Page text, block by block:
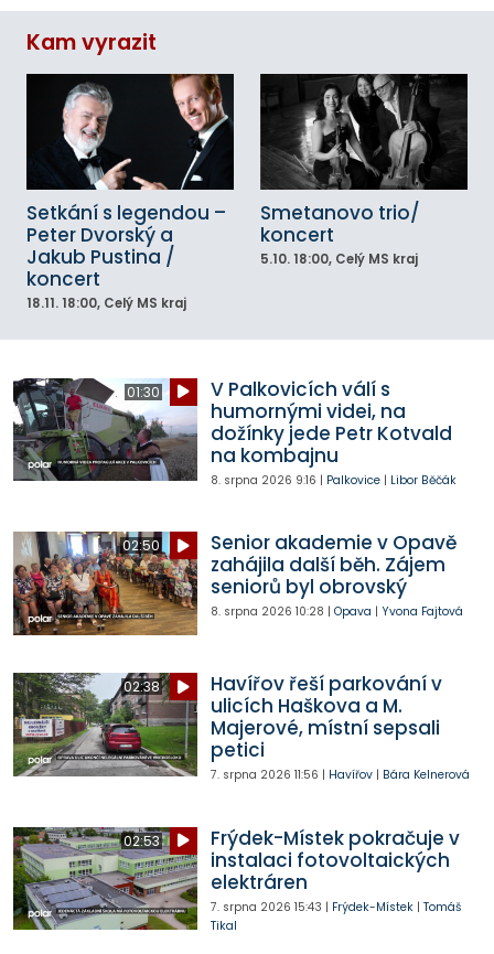
Kam vyrazit
Setkání s legendou –
Peter Dvorský a
Jakub Pustina /
koncert
18.11. 18:00, Celý MS kraj
Smetanovo trio/
koncert
5.10. 18:00, Celý MS kraj
01:30
V Palkovicích válí s
humornými videi, na
dožínky jede Petr Kotvald
na kombajnu
8. srpna 2026 9:16 | Palkovice| Libor Běčák
02:50
Senior akademie v Opavě
zahájila další běh. Zájem
seniorů byl obrovský
8. srpna 2026 10:28 | Opava | Yvona Fajtová
02:38
Havířov řeší parkování v
ulicích Haškova a M.
Majerové, místní sepsali
petici
7. srpna 2026 11:56 | Havířov| Bára Kelnerová
02:53
Frýdek-Místek pokračuje v
instalaci fotovoltaických
elektráren
7. srpna 2026 15:43 | Frýdek-Místek| Tomáš
Tikal